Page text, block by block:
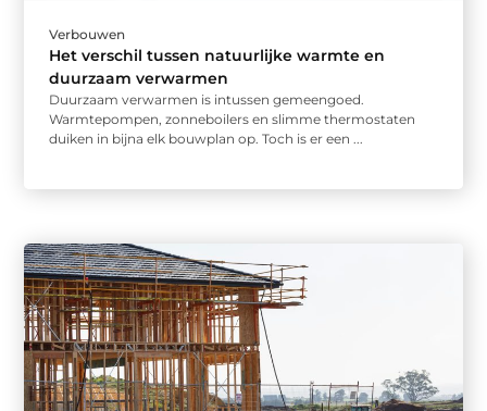
Verbouwen
Het verschil tussen natuurlijke warmte en
duurzaam verwarmen
Duurzaam verwarmen is intussen gemeengoed.
Warmtepompen, zonneboilers en slimme thermostaten
duiken in bijna elk bouwplan op. Toch is er een ...